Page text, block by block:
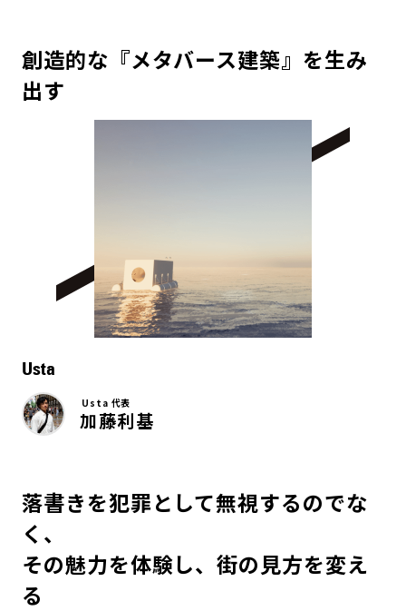
創造的な『メタバース建築』を生み
出す
Usta
Usta 代表
加藤利基
落書きを犯罪として無視するのでな
く、
その魅力を体験し、街の見方を変え
る